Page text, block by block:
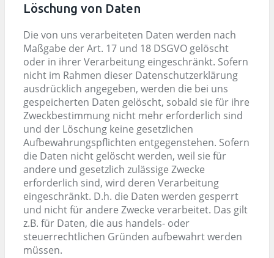
Löschung von Daten
Die von uns verarbeiteten Daten werden nach
Maßgabe der Art. 17 und 18 DSGVO gelöscht
oder in ihrer Verarbeitung eingeschränkt. Sofern
nicht im Rahmen dieser Datenschutzerklärung
ausdrücklich angegeben, werden die bei uns
gespeicherten Daten gelöscht, sobald sie für ihre
Zweckbestimmung nicht mehr erforderlich sind
und der Löschung keine gesetzlichen
Aufbewahrungspflichten entgegenstehen. Sofern
die Daten nicht gelöscht werden, weil sie für
andere und gesetzlich zulässige Zwecke
erforderlich sind, wird deren Verarbeitung
eingeschränkt. D.h. die Daten werden gesperrt
und nicht für andere Zwecke verarbeitet. Das gilt
z.B. für Daten, die aus handels- oder
steuerrechtlichen Gründen aufbewahrt werden
müssen.